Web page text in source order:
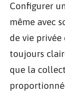
Configurer
même avec
de vie privée
toujours
que la